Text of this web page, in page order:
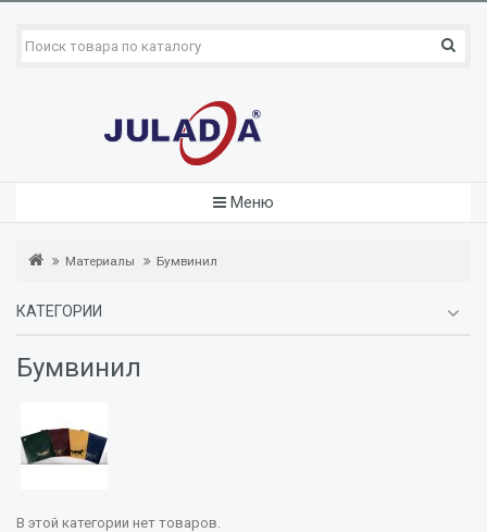
Меню
Материалы Бумвинил
КАТЕГОРИИ
Бумвинил
В этой категории нет товаров.